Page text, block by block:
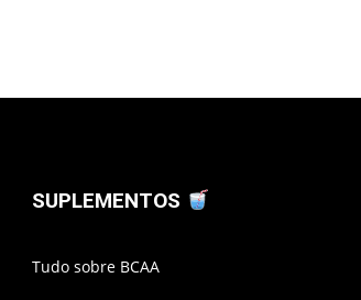
SUPLEMENTOS
Tudo sobre BCAA